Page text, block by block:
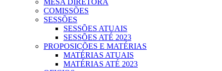
MESA DIRETORA
COMISSÕES
SESSÕES
SESSÕES ATUAIS
SESSÕES ATÉ 2023
PROPOSIÇÕES E MATÉRIAS
MATÉRIAS ATUAIS
MATÉRIAS ATÉ 2023